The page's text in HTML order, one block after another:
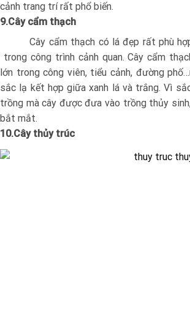
cảnh trang trí rất phổ biến.
9.Cây cẩm thạch
Cây cẩm thạch có lá đẹp rất phù hợp
trong công trình cảnh quan. Cây cẩm
lớn trong công viên, tiểu cảnh, đường
sắc lạ kết hợp giữa xanh lá và trắng. Vì
trồng mà cây được đưa vào trồng thủy
bắt mắt.
10.Cây thủy trúc